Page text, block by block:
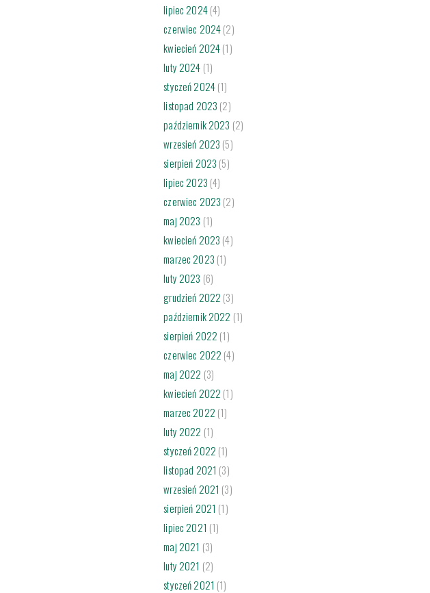
lipiec 2024(4)
czerwiec 2024(2)
kwiecień 2024(1)
luty 2024 (1)
styczeń 2024(1)
listopad 2023 (2)
październik 2023 (2)
wrzesień 2023 (5)
sierpień 2023 (5)
lipiec 2023 (4)
czerwiec 2023 (2)
maj 2023 (1)
kwiecień 2023 (4)
marzec 2023 (1)
luty 2023 (6)
grudzień 2022 (3)
październik 2022 (1)
sierpień 2022 (1)
czerwiec 2022 (4)
maj 2022 (3)
kwiecień 2022 (1)
marzec 2022 (1)
luty 2022 (1)
styczeń 2022 (1)
listopad 2021 (3)
wrzesień 2021 (3)
sierpień 2021 (1)
lipiec 2021 (1)
maj 2021 (3)
luty 2021 (2)
styczeń 2021 (1)